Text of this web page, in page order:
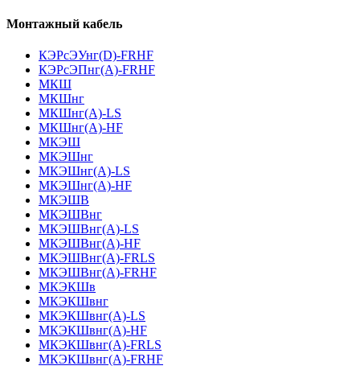
Монтажный кабель
КЭРсЭУнг(D)-FRHF
КЭРсЭПнг(А)-FRHF
МКШ
МКШнг
МКШнг(А)-LS
МКШнг(А)-HF
МКЭШ
МКЭШнг
МКЭШнг(А)-LS
МКЭШнг(А)-HF
МКЭШВ
МКЭШВнг
МКЭШВнг(А)-LS
МКЭШВнг(А)-HF
МКЭШВнг(А)-FRLS
МКЭШВнг(А)-FRHF
МКЭКШв
МКЭКШвнг
МКЭКШвнг(А)-LS
МКЭКШвнг(A)-HF
МКЭКШвнг(А)-FRLS
МКЭКШвнг(A)-FRHF